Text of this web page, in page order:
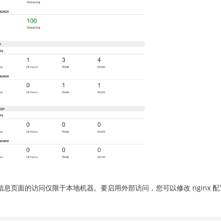
息页面的访问仅限于本地机器。要启用外部访问，您可以修改 nginx